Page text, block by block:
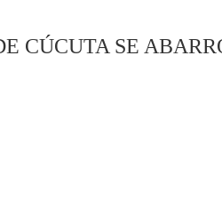
CÚCUTA SE